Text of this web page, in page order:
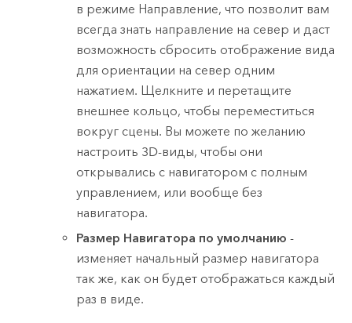
в режиме Направление, что позволит вам
всегда знать направление на север и даст
возможность сбросить отображение вида
для ориентации на север одним
нажатием. Щелкните и перетащите
внешнее кольцо, чтобы переместиться
вокруг сцены. Вы можете по желанию
настроить 3D-виды, чтобы они
открывались с навигатором с полным
управлением, или вообще без
навигатора.
Размер Навигатора по умолчанию -
изменяет начальный размер навигатора
так же, как он будет отображаться каждый
раз в виде.